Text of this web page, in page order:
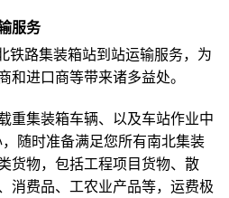
服务
铁路集装箱站到站运输服务，为
和进口商等带来诸多益处。
重集装箱车辆、以及车站作业中
随时准备满足您所有南北集装
货物，包括工程项目货物、散
消费品、工农业产品等，运费极